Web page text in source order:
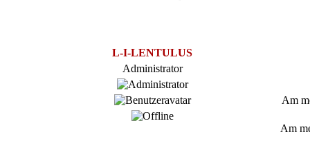
L-I-LENTULUS
Administrator
Am
Am